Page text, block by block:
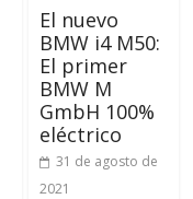
El nuevo
BMW i4 M50:
El primer
BMW M
GmbH 100%
eléctrico
31 de agosto de
2021